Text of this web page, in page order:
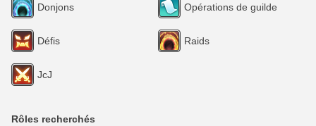
Donjons Opérations de guilde
Défis Raids
JcJ
Rôles recherchés